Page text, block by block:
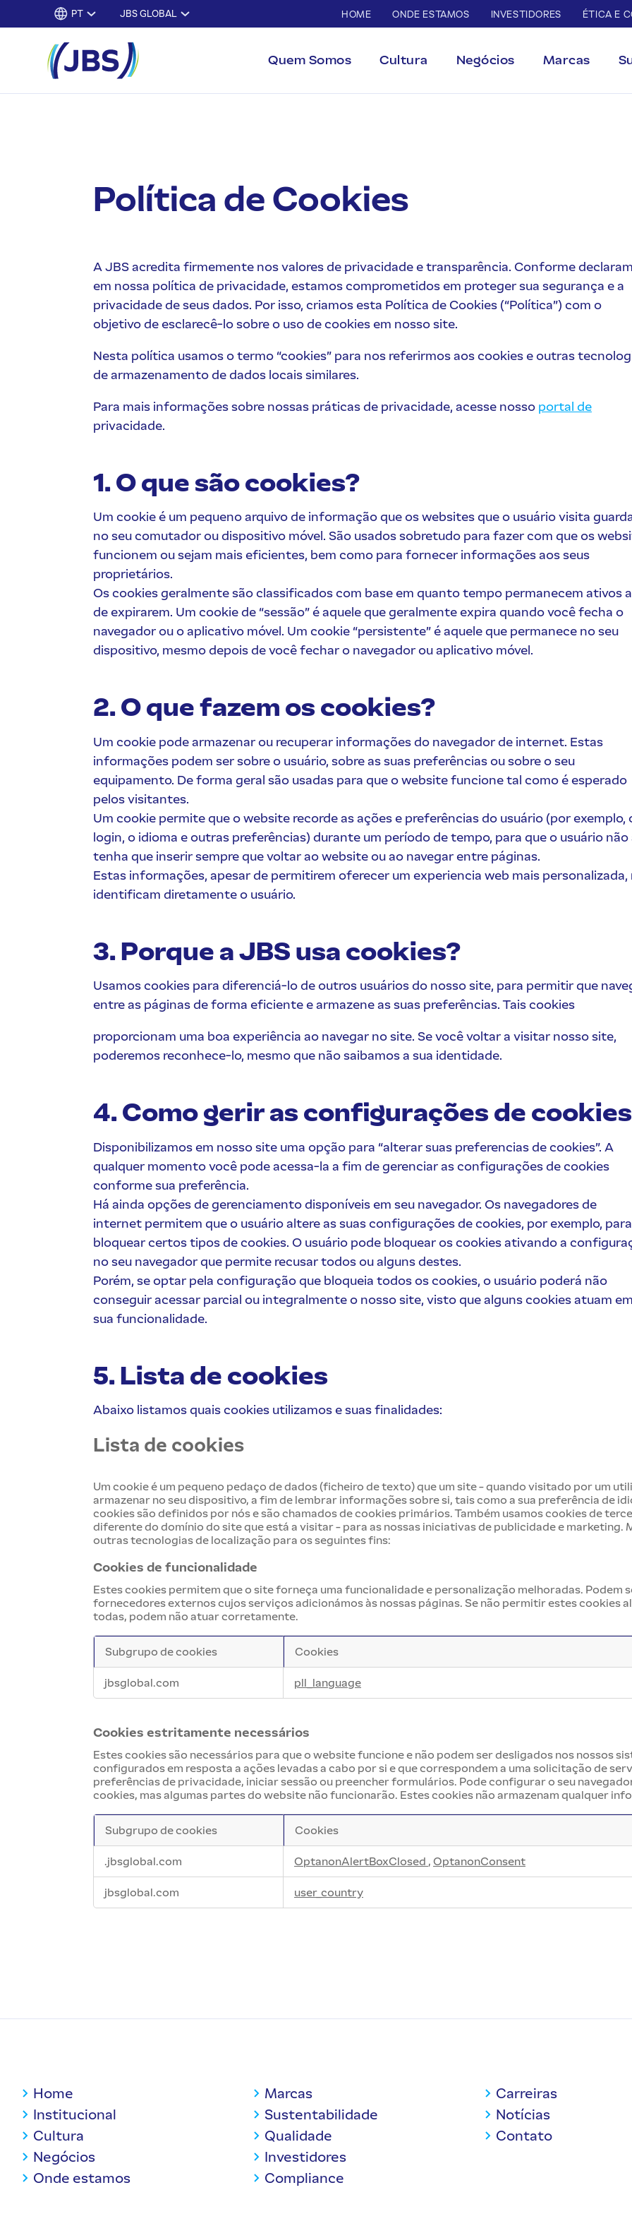
PT JBS GLOBAL HOME ONDE ESTAMOS INVESTIDORES ÉTICA E
Quem Somos Cultura Negócios Marcas
Política de Cookies
A JBS acredita firmemente nos valores de privacidade e transparência. Conforme
em nossa política de privacidade, estamos comprometidos em proteger sua segurança e a
privacidade de seus dados. Por isso, criamos esta Política de Cookies (“Política”) com o
objetivo de esclarecê-lo sobre o uso de cookies em nosso site.
Nesta política usamos o termo “cookies” para nos referirmos aos cookies e outras
de armazenamento de dados locais similares.
Para mais informações sobre nossas práticas de privacidade, acesse nosso portal de
privacidade.
1. O que são cookies?
Um cookie é um pequeno arquivo de informação que os websites que o usuário visita
no seu comutador ou dispositivo móvel. São usados sobretudo para fazer com que os
funcionem ou sejam mais eficientes, bem como para fornecer informações aos seus
proprietários.
Os cookies geralmente são classificados com base em quanto tempo permanecem ativos
de expirarem. Um cookie de “sessão” é aquele que geralmente expira quando você fecha o
navegador ou o aplicativo móvel. Um cookie “persistente” é aquele que permanece no seu
dispositivo, mesmo depois de você fechar o navegador ou aplicativo móvel.
2. O que fazem os cookies?
Um cookie pode armazenar ou recuperar informações do navegador de internet. Estas
informações podem ser sobre o usuário, sobre as suas preferências ou sobre o seu
equipamento. De forma geral são usadas para que o website funcione tal como é esperado
pelos visitantes.
Um cookie permite que o website recorde as ações e preferências do usuário (por exemplo,
login, o idioma e outras preferências) durante um período de tempo, para que o usuário não
tenha que inserir sempre que voltar ao website ou ao navegar entre páginas.
Estas informações, apesar de permitirem oferecer um experiencia web mais personalizada,
identificam diretamente o usuário.
3. Porque a JBS usa cookies?
Usamos cookies para diferenciá-lo de outros usuários do nosso site, para permitir que
entre as páginas de forma eficiente e armazene as suas preferências. Tais cookies
proporcionam uma boa experiência ao navegar no site. Se você voltar a visitar nosso site,
poderemos reconhece-lo, mesmo que não saibamos a sua identidade.
4. Como gerir as configurações de cookies
Disponibilizamos em nosso site uma opção para “alterar suas preferencias de cookies”. A
qualquer momento você pode acessa-la a fim de gerenciar as configurações de cookies
conforme sua preferência.
Há ainda opções de gerenciamento disponíveis em seu navegador. Os navegadores de
internet permitem que o usuário altere as suas configurações de cookies, por exemplo, para
bloquear certos tipos de cookies. O usuário pode bloquear os cookies ativando a
no seu navegador que permite recusar todos ou alguns destes.
Porém, se optar pela configuração que bloqueia todos os cookies, o usuário poderá não
conseguir acessar parcial ou integralmente o nosso site, visto que alguns cookies atuam em
sua funcionalidade.
5. Lista de cookies
Abaixo listamos quais cookies utilizamos e suas finalidades:
Lista de cookies
Um cookie é um pequeno pedaço de dados (ficheiro de texto) que um site - quando visitado por um
armazenar no seu dispositivo, a fim de lembrar informações sobre si, tais como a sua preferência de
cookies são definidos por nós e são chamados de cookies primários. Também usamos cookies de
diferente do domínio do site que está a visitar - para as nossas iniciativas de publicidade e marketing.
outras tecnologias de localização para os seguintes fins:
Cookies de funcionalidade
Estes cookies permitem que o site forneça uma funcionalidade e personalização melhoradas. Podem
fornecedores externos cujos serviços adicionámos às nossas páginas. Se não permitir estes cookies
todas, podem não atuar corretamente.
de
Subgrupo de cookies Cookies
jbsglobal.com pll_language
Cookies estritamente necessários
Estes cookies são necessários para que o website funcione e não podem ser desligados nos nossos
configurados em resposta a ações levadas a cabo por si e que correspondem a uma solicitação de
preferências de privacidade, iniciar sessão ou preencher formulários. Pode configurar o seu
cookies, mas algumas partes do website não funcionarão. Estes cookies não armazenam qualquer
estritamente
Subgrupo de cookies Cookies
.jbsglobal.com OptanonAlertBoxClosed , OptanonConsent
jbsglobal.com user_country
Home
Institucional
Cultura
Negócios
Onde estamos
Marcas
Sustentabilidade
Qualidade
Investidores
Compliance
Carreiras
Notícias
Contato